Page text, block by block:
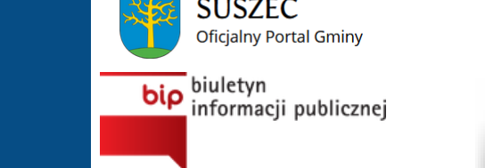
BIP GOS Suszec